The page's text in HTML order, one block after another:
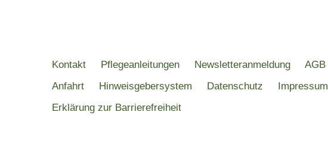
Kontakt Pflegeanleitungen Newsletteranmeldung
AGB
Anfahrt
Hinweisgebersystem Datenschutz
Impressum
Erklärung zur Barrierefreiheit